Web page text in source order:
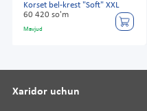
Korset bel-krest "Soft" XXL
60 420 so'm
Mavjud
Xaridor uchun